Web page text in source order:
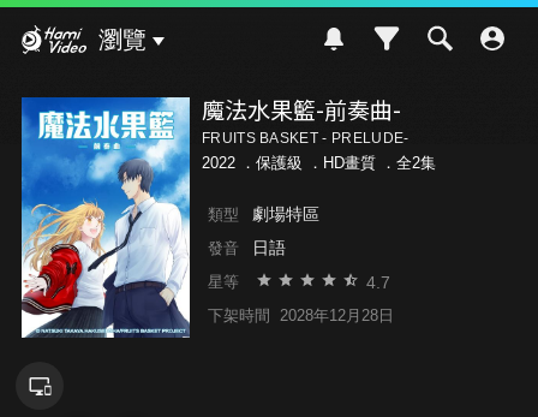
瀏覽
魔法水果籃-前奏曲-
FRUITS BASKET - PRELUDE-
2022 ． 保護級 ．HD畫質 ．全2集
類型 劇場特區
發音 日語
星等 4.7
下架時間 2028年12月28日